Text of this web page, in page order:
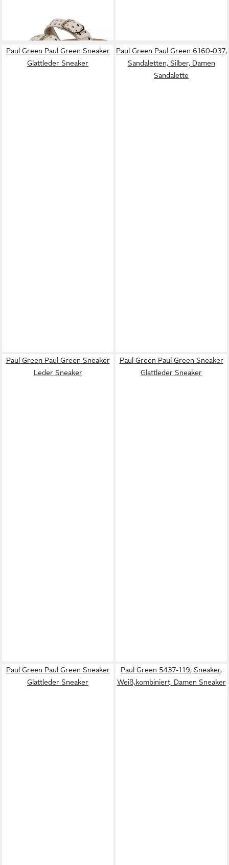
Paul Green Paul Green Sneaker
Glattleder Sneaker
Paul Green Paul Green 6160-037,
Sandaletten, Silber, Damen
Sandalette
Paul Green Paul Green Sneaker
Leder Sneaker
Paul Green Paul Green Sneaker
Glattleder Sneaker
Paul Green Paul Green Sneaker
Glattleder Sneaker
Paul Green 5437-119, Sneaker,
Weiß,kombiniert, Damen Sneaker